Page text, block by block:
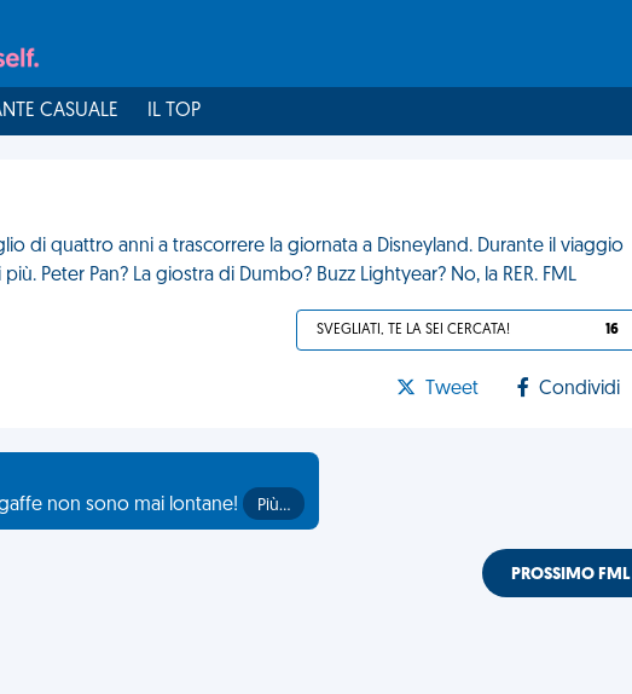
CASUALE IL TOP
di quattro anni a trascorrere la giornata a Disneyland. Durante il viaggio
Peter Pan? La giostra di Dumbo? Buzz Lightyear? No, la RER. FML
SVEGLIATI, TE LA SEI CERCATA! 16
Tweet Condividi
non sono mai lontane!
Più…
PROSSIMO FML